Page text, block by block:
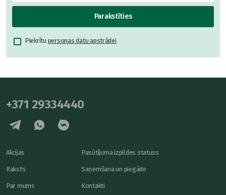
Parakstīties
Piekrītu personas datu apstrādei
+371 29334440
Akcijas
Raksts
Par mums
Pasūtījuma izpildes statuss
Saņemšana un piegāde
Kontakti